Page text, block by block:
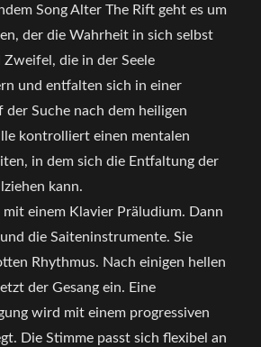
Song Alter The Rift geht es um
der die Wahrheit in sich selbst
Zweifel, die in der Seele
und entfalten sich in einer
Suche nach dem heiligen
kontrolliert einen mentalen
in dem sich die Entfaltung der
kann.
mit einem Klavier Präludium. Dann
die Saiteninstrumente. Sie
Rhythmus. Nach einigen hellen
der Gesang ein. Eine
wird mit einem progressiven
Die Stimme passt sich flexibel an